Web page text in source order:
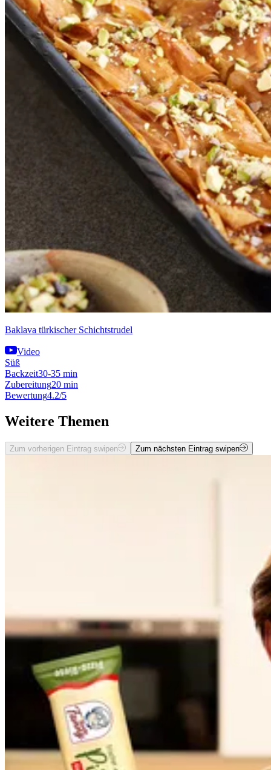
Baklava türkischer Schichtstrudel
Video
Süß
Backzeit30-35 min
Zubereitung20 min
Bewertung4.2/5
Weitere Themen
Zum vorherigen Eintrag swipen Zum nächsten Eintrag swipen